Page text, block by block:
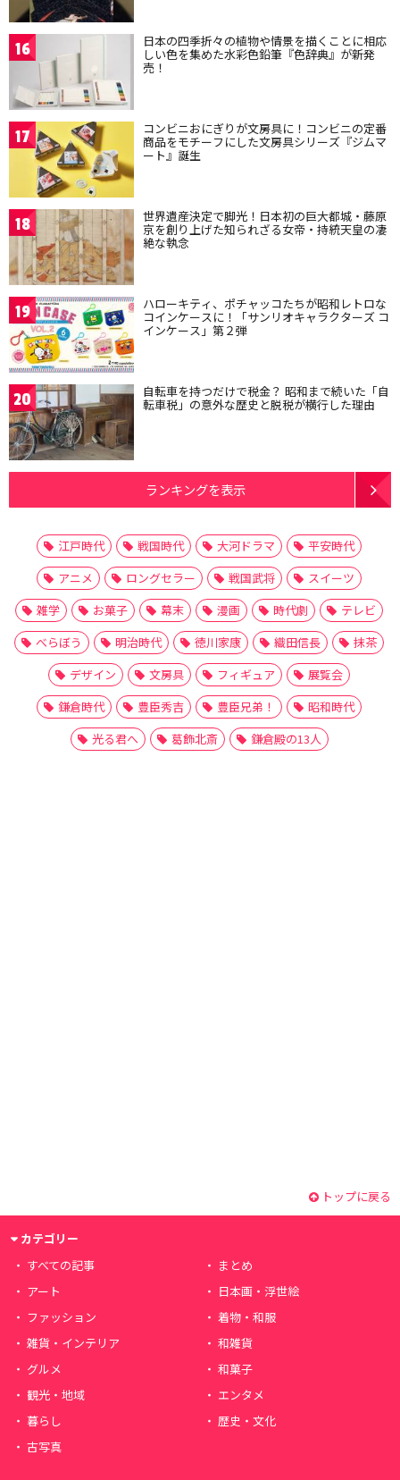
16 日本の四季折々の植物や情景を描くことに相応
しい色を集めた水彩色鉛筆『色辞典』が新発
売！
17 コンビニおにぎりが文房具に！コンビニの定番
商品をモチーフにした文房具シリーズ『ジムマ
ート』誕生
18 世界遺産決定で脚光！日本初の巨大都城・藤原
京を創り上げた知られざる女帝・持統天皇の凄
絶な執念
19 ハローキティ、ポチャッコたちが昭和レトロな
コインケースに！「サンリオキャラクターズ コ
インケース」第２弾
20 自転車を持つだけで税金？ 昭和まで続いた「自
転車税」の意外な歴史と脱税が横行した理由
ランキングを表示
江戸時代 戦国時代 大河ドラマ
平安時代
アニメ
ロングセラー 戦国武将
スイーツ
雑学
お菓子 幕末 漫画 時代劇
テレビ
べらぼう
明治時代 徳川家康 織田信長
抹茶
デザイン
文房具 フィギュア
展覧会
鎌倉時代
豊臣秀吉 豊臣兄弟！
昭和時代
光る君へ
葛飾北斎 鎌倉殿の13人
トップに戻る
カテゴリー
すべての記事
まとめ
アート
日本画・浮世絵
ファッション
着物・和服
雑貨・インテリア
和雑貨
グルメ
和菓子
観光・地域
エンタメ
暮らし
歴史・文化
古写真